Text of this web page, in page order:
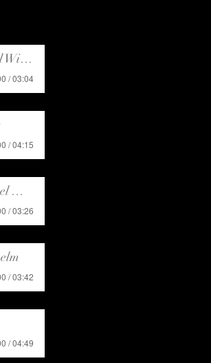
/ 03:04
/ 04:15
/ 03:26
/ 03:42
/ 04:49